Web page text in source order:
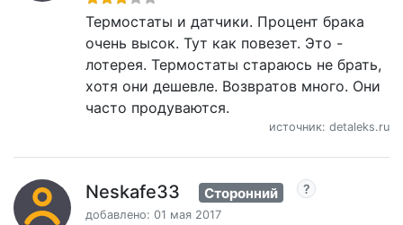
Термостаты и датчики. Процент брака
очень высок. Тут как повезет. Это -
лотерея. Термостаты стараюсь не брать,
хотя они дешевле. Возвратов много. Они
часто продуваются.
источник: detaleks.ru
Neskafe33 Сторонний
добавлено: 01 мая 2017